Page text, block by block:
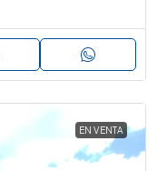
EN VENTA